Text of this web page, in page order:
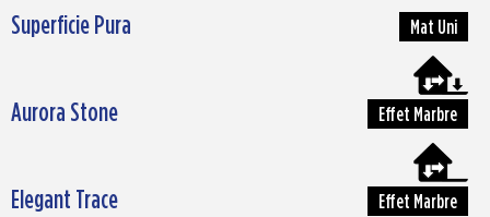
Mat Uni
Superficie Pura
Effet Marbre
Aurora Stone
Effet Marbre
Elegant Trace